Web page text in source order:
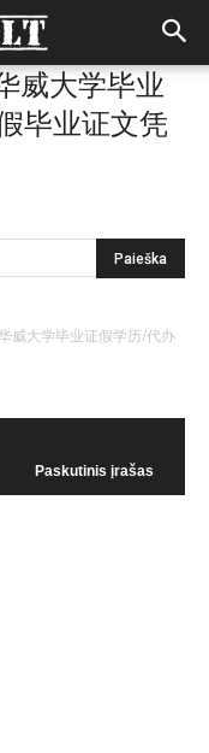
威大学毕业
毕业证文凭
威大学毕业证假学历/代办
Paskutinis įrašas